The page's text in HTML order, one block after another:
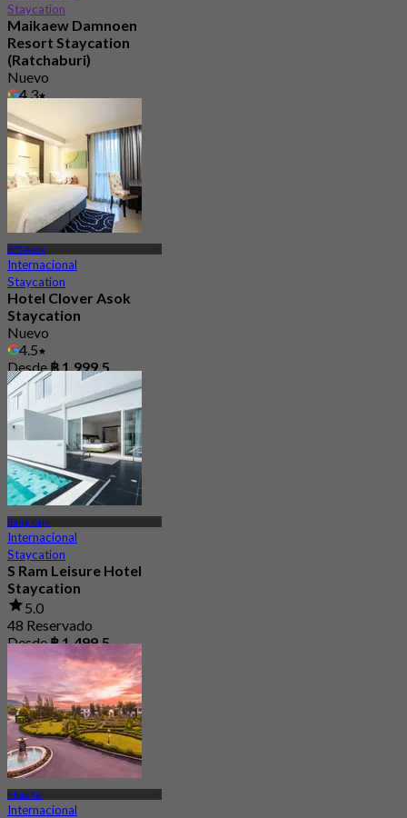
Staycation
Maikaew Damnoen
Resort Staycation
(Ratchaburi)
Nuevo
4.3
Desde
BTS Asok
Internacional
Staycation
Hotel Clover Asok
Staycation
Nuevo
4.5
Desde ฿ 1,999.5
Bang Kapi
Internacional
Staycation
S Ram Leisure Hotel
Staycation
5.0
48 Reservado
Desde฿ 1,499.5
Khao Yai
Internacional